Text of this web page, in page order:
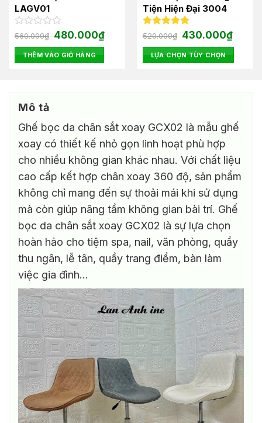
LAGV01
Được
hạng
0
560.000₫ Giá
gốc
là:
560.000₫.
480.000₫Giá
hiện
tại
480.000₫.
THÊM VÀO GIỎ HÀNG
Tiện Hiện Đại 3004
Được xếp
5.00
5 sao
520.000₫ Giá
gốc
là:
520.000₫.
430.000₫Giá
hiện
tại
là:
LỰA CHỌN TÙY CHỌN
biến
thể.
tùy
chọn
có
thể
được
chọn
trên
trang
sản
Mô tả
Ghế bọc da chân sắt xoay GCX02 là mẫu ghế
xoay có thiết kế nhỏ gọn linh hoạt phù hợp
cho nhiều không gian khác nhau. Với chất liệu
cao cấp kết hợp chân xoay 360 độ, sản phẩm
không chỉ mang đến sự thoải mái khi sử dụng
mà còn giúp nâng tầm không gian bài trí. Ghế
bọc da chân sắt xoay GCX02 là sự lựa chọn
hoàn hảo cho tiệm spa, nail, văn phòng, quầy
thu ngân, lễ tân, quầy trang điểm, bàn làm
việc gia đình…